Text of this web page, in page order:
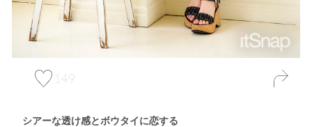
149
シアーな透け感とボウタイに恋する